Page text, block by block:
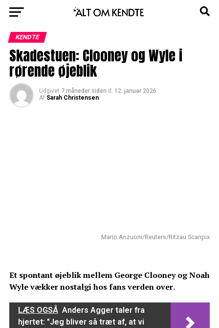
KENDTE
Skadestuen: Clooney og Wyle i
rørende øjeblik
Udgivet 7 måneder siden d. 12. januar 2026
Af Sarah Christensen
Mario Anzuoni/Reuters/Ritzau Scanpix
Et spontant øjeblik mellem George Clooney og Noah
Wyle vækker nostalgi hos fans verden over.
LÆS OGSÅ Anders Agger taler fra
hjertet: "Jeg bliver så træt af, at vi